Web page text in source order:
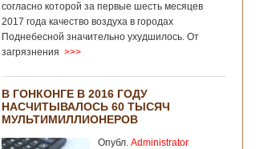
согласно которой за первые шесть месяцев
2017 года качество воздуха в городах
Поднебесной значительно ухудшилось. От
загрязнения >>>
В ГОНКОНГЕ В 2016 ГОДУ
НАСЧИТЫВАЛОСЬ 60 ТЫСЯЧ
МУЛЬТИМИЛЛИОНЕРОВ
Опубл. Administrator